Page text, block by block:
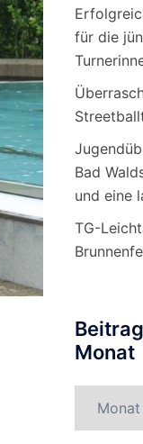
für die
Bad
und eine
TG-
Monat
nach